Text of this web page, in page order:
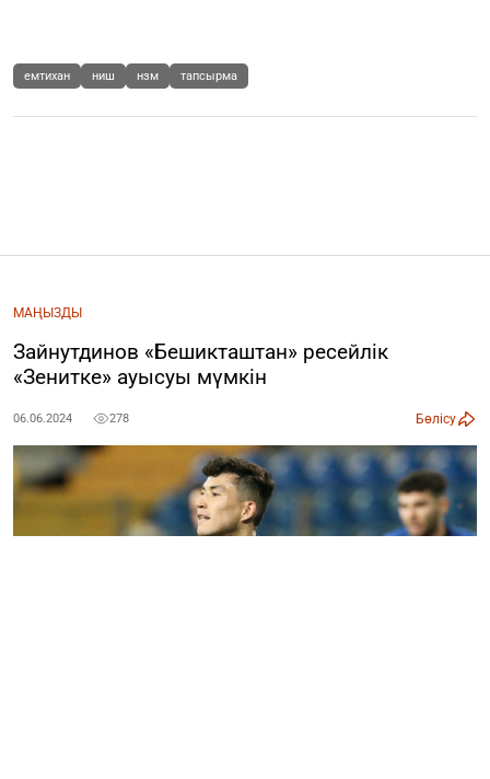
емтихан ниш нзм тапсырма
МАҢЫЗДЫ
Зайнутдинов «Бешикташтан» ресейлік
«Зенитке» ауысуы мүмкін
06.06.2024 278 Бөлісу